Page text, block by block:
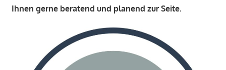
Ihnen gerne beratend und planend zur Seite.